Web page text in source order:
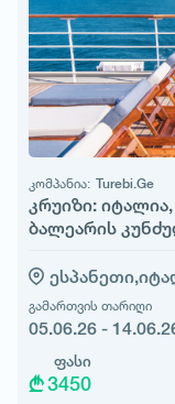
კომპანია: Turebi.Ge
კრუიზი:
ბალეარის
ესპანეთი,
გამართვის თარიღი
05.06.26 -
ფასი
3450